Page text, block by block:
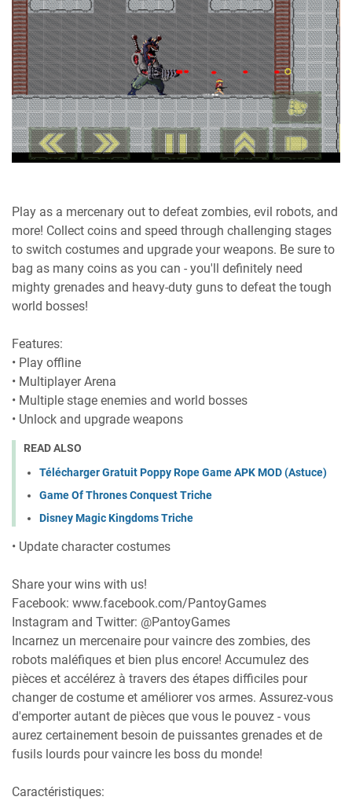
Play as a mercenary out to defeat zombies, evil robots, and
more! Collect coins and speed through challenging stages
to switch costumes and upgrade your weapons. Be sure to
bag as many coins as you can - you'll definitely need
mighty grenades and heavy-duty guns to defeat the tough
world bosses!
Features:
• Play offline
• Multiplayer Arena
• Multiple stage enemies and world bosses
• Unlock and upgrade weapons
READ ALSO
Télécharger Gratuit Poppy Rope Game APK MOD (Astuce)
Game Of Thrones Conquest Triche
Disney Magic Kingdoms Triche
• Update character costumes
Share your wins with us!
Facebook: www.facebook.com/PantoyGames
Instagram and Twitter: @PantoyGames
Incarnez un mercenaire pour vaincre des zombies, des
robots maléfiques et bien plus encore! Accumulez des
pièces et accélérez à travers des étapes difficiles pour
changer de costume et améliorer vos armes. Assurez-vous
d'emporter autant de pièces que vous le pouvez - vous
aurez certainement besoin de puissantes grenades et de
fusils lourds pour vaincre les boss du monde!
Caractéristiques: